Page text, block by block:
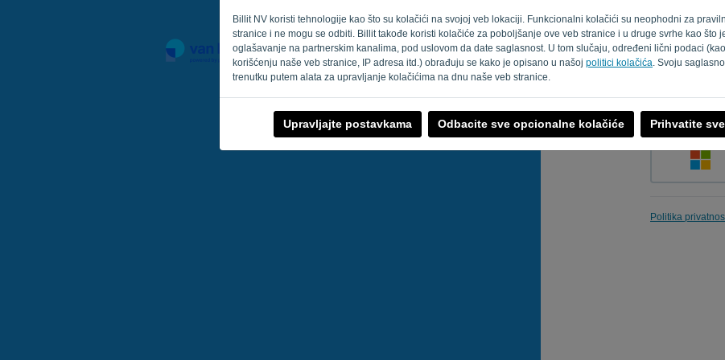
Billit NV koristi tehnologije kao što su kolačići na svojoj veb lokaciji. Funkcionalni kolačići su neophodni za
stranice i ne mogu se odbiti. Billit takođe koristi kolačiće za poboljšanje ove veb stranice i u druge svrhe kao što
oglašavanje na partnerskim kanalima, pod uslovom da date saglasnost. U tom slučaju, određeni lični podaci
korišćenju naše veb stranice, IP adresa itd.) obrađuju se kako je opisano u našoj politici kolačića . Svoju
trenutku putem alata za upravljanje kolačićima na dnu naše veb stranice.
Upravljajte postavkama Odbacite sve opcionalne kolačiće Prihvatite
Zapamti me
Politika